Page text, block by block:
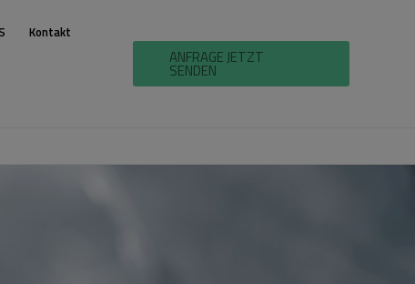
Kontakt
ANFRAGE JETZT
SENDEN